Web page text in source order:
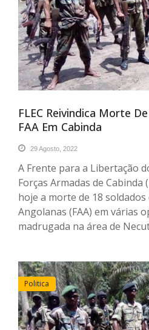
FLEC Reivindica Morte
FAA Em Cabinda
29 Agosto, 2022
A Frente para a Libertação
Forças Armadas de Cabinda
hoje a morte de 18 soldados
Angolanas (FAA) em várias
madrugada na área de
Politica